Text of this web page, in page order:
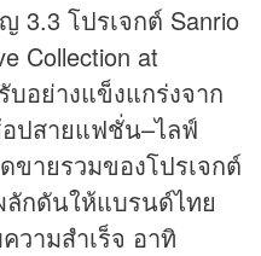
3.3 โปรเจกต์ Sanrio
Collection at
บอย่างแข็งแกร่งจาก
ปสายแฟชั่น–ไลฟ์
ขายรวมของโปรเจกต์
กดันให้แบรนด์ไทย
วามสำเร็จ อาทิ